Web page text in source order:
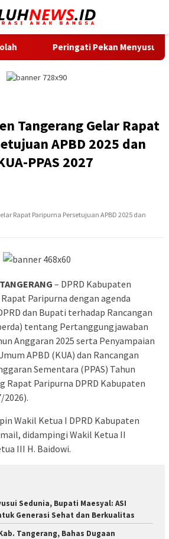
Pekan Menyusui Sedunia, Bupati
Tangerang Gelar Rapat
APBD 2025 dan
PPAS 2027
Rapat Paripurna Persetujuan APBD 2025 dan
– DPRD Kabupaten
Paripurna dengan agenda
dan Bupati terhadap Rancangan
tentang Pertanggungjawaban
Anggaran 2025 serta Penyampaian
APBD (KUA) dan Rancangan
Sementara (PPAS) Tahun
Rapat Paripurna DPRD Kabupaten
2026).
Wakil Ketua I DPRD Kabupaten
didampingi Wakil Ketua II
III H. Baidowi.
Sedunia, Bupati Maesyal: ASI
Generasi Sehat dan Berkualitas
Tangerang, Bahas Dugaan